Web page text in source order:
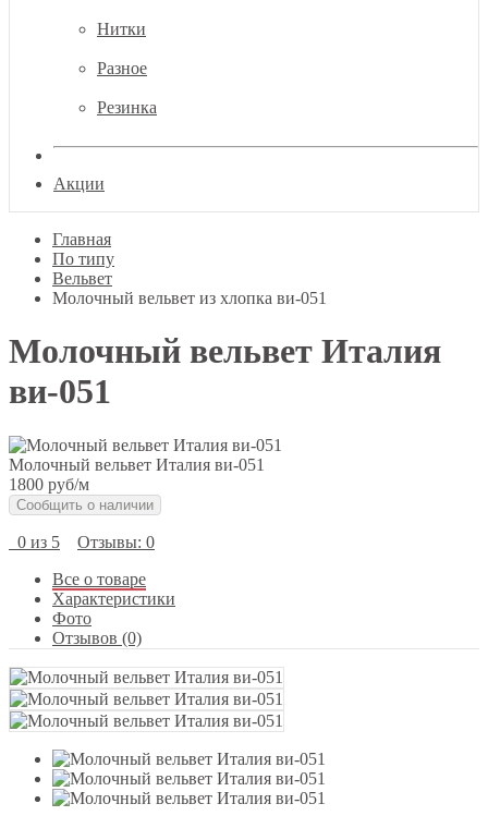
Нитки
Разное
Резинка
Акции
Главная
По типу
Вельвет
Молочный вельвет из хлопка ви-051
Молочный вельвет Италия
ви-051
Молочный вельвет Италия ви-051
1800 руб/м
Сообщить о наличии
0 из 5
Отзывы: 0
Все о товаре
Характеристики
Фото
Отзывов (0)